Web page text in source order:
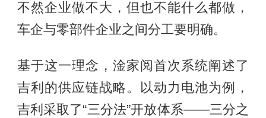
不然企业做不大，但也不能什么都做，
车企与零部件企业之间分工要明确。
基于这一理念，淦家阅首次系统阐述了
吉利的供应链战略。以动力电池为例，
吉利采取了“三分法”开放体系——三分之